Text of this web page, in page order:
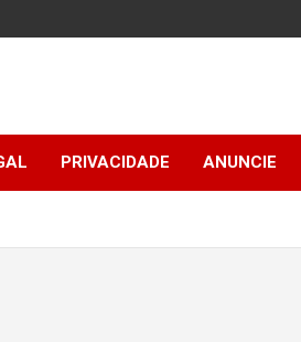
PRIVACIDADE ANUNCIE